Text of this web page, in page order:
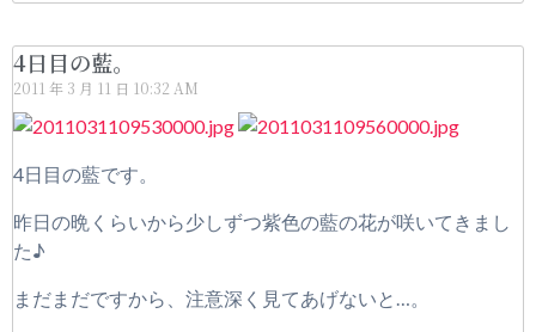
4日目の藍。
2011 年 3 月 11 日 10:32 AM
4日目の藍です。
昨日の晩くらいから少しずつ紫色の藍の花が咲いてきまし
た♪
まだまだですから、注意深く見てあげないと…。